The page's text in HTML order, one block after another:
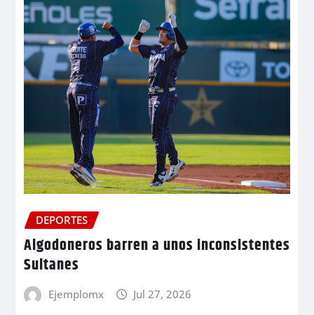
DEPORTES
Algodoneros barren a unos inconsistentes
Sultanes
Ejemplomx Jul 27, 2026